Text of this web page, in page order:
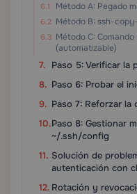
Método A: Pegado
Método B: ssh-
Método C:
(automatizable)
Paso 5: Verificar la
Paso 6: Probar el
Paso 7: Reforzar
Paso 8: Gestionar
~/.ssh/config
Solución de
autenticación con
Rotación y